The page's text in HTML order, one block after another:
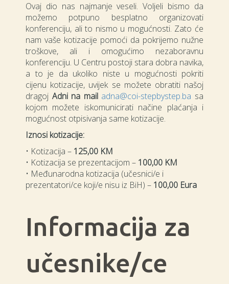
Ovaj dio nas najmanje veseli. Voljeli bismo da
možemo potpuno besplatno organizovati
konferenciju, ali to nismo u mogućnosti. Zato će
nam vaše kotizacije pomoći da pokrijemo nužne
troškove, ali i omogućimo nezaboravnu
konferenciju. U Centru postoji stara dobra navika,
a to je da ukoliko niste u mogućnosti pokriti
cijenu kotizacije, uvijek se možete obratiti našoj
dragoj Adni na mail adna@coi-stepbystep.ba sa
kojom možete iskomunicirati načine plaćanja i
mogućnost otpisivanja same kotizacije.
Iznosi kotizacije:
• Kotizacija – 125,00 KM
• Kotizacija se prezentacijom – 100,00 KM
• Međunarodna kotizacija (učesnici/e i
prezentatori/ce koji/e nisu iz BiH) – 100,00 Eura
Informacija za
učesnike/ce